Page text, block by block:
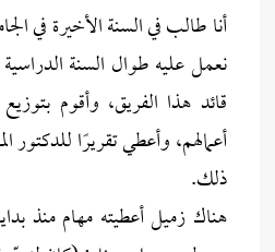
أنا طالب في السنة الأخيرة في
نعمل عليه طوال السنة
قائد هذا الفريق، وأقوم
أعمالهم، وأعطي تقريرًا
ذلك.
هناك زميل أعطيته مهام منذ